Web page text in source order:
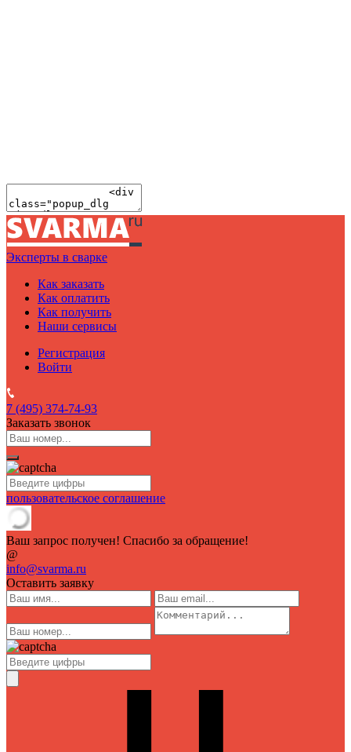
Эксперты в сварке
Как заказать
Как оплатить
Как получить
Наши сервисы
Регистрация
Войти
7 (495) 374-74-93
Заказать звонок
пользовательское соглашение
Ваш запрос получен! Спасибо за обращение!
@
info@svarma.ru
Оставить заявку